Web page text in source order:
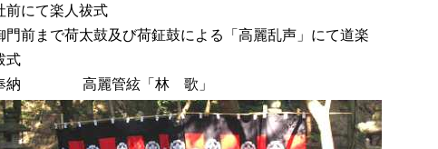
前にて楽人祓式
門前まで荷太鼓及び荷鉦鼓による「高麗乱声」にて道楽
式
納 高麗管絃「林 歌」